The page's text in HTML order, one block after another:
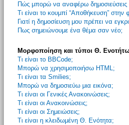
Πώς μπορώ να αναφέρω δημοσιεύσεις
Τι είναι το κουμπί “Αποθήκευση” στην
Γιατί η δημοσίευση μου πρέπει να
Πως σημειώνουμε ένα θέμα σαν νέο;
Μορφοποίηση και τύποι Θ.
Τι είναι το BBCode;
Μπορώ να χρησιμοποιήσω HTML;
Τι είναι τα Smilies;
Μπορώ να δημοσιεύω μια εικόνα;
Τι είναι οι Γενικές Ανακοινώσεις;
Τι είναι οι Ανακοινώσεις;
Τι είναι οι Σημειώσεις;
Τι είναι η κλειδωμένη Θ. Ενότητα;